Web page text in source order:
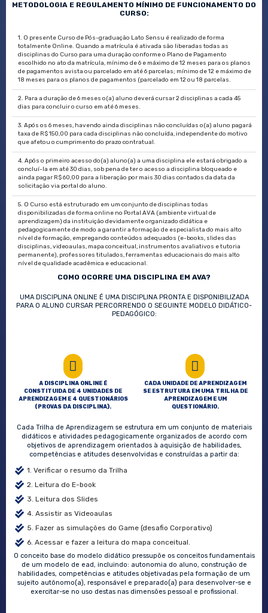
METODOLOGIA E REGULAMENTO MÍNIMO DE FUNCIONAMENTO DO
CURSO:
1. O presente Curso de Pós-graduação Lato Sensu é realizado de forma
totalmente Online. Quando a matrícula é ativada são liberadas todas as
disciplinas do Curso para uma duração conforme o Plano de Pagamento
escolhido no ato da matrícula, mínimo de 6 e máximo de 12 meses para os planos
de pagamentos avista ou parcelado em até 6 parcelas; mínimo de 12 e máximo de
18 meses para os planos de pagamentos (parcelado em 12 ou 18 parcelas.
2. Para a duração de 6 meses o(a) aluno deverá cursar 2 disciplinas a cada 45
dias para concluir o curso em até 6 meses.
3. Após os 6 meses, havendo ainda disciplinas não concluídas o(a) aluno pagará
taxa de R$ 150,00 para cada disciplinas não concluída, independente do motivo
que afetou o cumprimento do prazo contratual.
4. Após o primeiro acesso do(a) aluno(a) a uma disciplina ele estará obrigado a
concluí-la em até 30 dias, sob pena de ter o acesso a disciplina bloqueado e
ainda pagar R$ 60,00 para a liberação por mais 30 dias contados da data da
solicitação via portal do aluno.
5. O Curso está estruturado em um conjunto de disciplinas todas
disponibilizadas de forma online no Portal AVA (ambiente virtual de
aprendizagem) da instituição devidamente organizado didática e
pedagogicamente de modo a garantir a formação de especialista do mais alto
nível de formação, empregando conteúdos adequados (e-books, slides das
disciplinas, videoaulas, mapa conceitual, instrumentos avaliativos e tutoria
permanente), professores titulados, ferramentas educacionais do mais alto
nível de qualidade acadêmica e educacional.
COMO OCORRE UMA DISCIPLINA EM AVA?
UMA DISCIPLINA ONLINE É UMA DISCIPLINA PRONTA E DISPONIBILIZADA
PARA O ALUNO CURSAR PERCORRENDO O SEGUINTE MODELO DIDÁTICO-
PEDAGÓGICO:
A DISCIPLINA ONLINE É
CONSTITUIDA DE 4 UNIDADES DE
APRENDIZAGEM E 4 QUESTIONÁRIOS
(PROVAS DA DISCIPLINA).
CADA UNIDADE DE APRENDIZAGEM
SE ESTRUTURA EM UMA TRILHA DE
APRENDIZAGEM E UM
QUESTIONÁRIO.
Cada Trilha de Aprendizagem se estrutura em um conjunto de materiais
didáticos e atividades pedagogicamente organizados de acordo com
objetivos de aprendizagem orientados à aquisição de habilidades,
competências e atitudes desenvolvidas e construídas a partir da:
1. Verificar o resumo da Trilha
2. Leitura do E-book
3. Leitura dos Slides
4. Assistir as Videoaulas
5. Fazer as simulações do Game (desafio Corporativo)
6. Acessar e fazer a leitura do mapa conceitual.
O conceito base do modelo didático pressupõe os conceitos fundamentais
de um modelo de ead, incluindo: autonomia do aluno, construção de
habilidades, competências e atitudes objetivadas pela formação de um
sujeito autônomo(a), responsável e preparado(a) para desenvolver-se e
exercitar-se no uso destas nas dimensões pessoal e profissional.